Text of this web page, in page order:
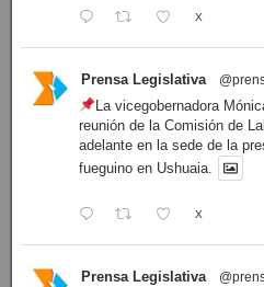
X
Prensa Legislativa
La vicegobernadora
reunión de la Comisión de
adelante en la sede de la
fueguino en Ushuaia.
X
Prensa Legislativa